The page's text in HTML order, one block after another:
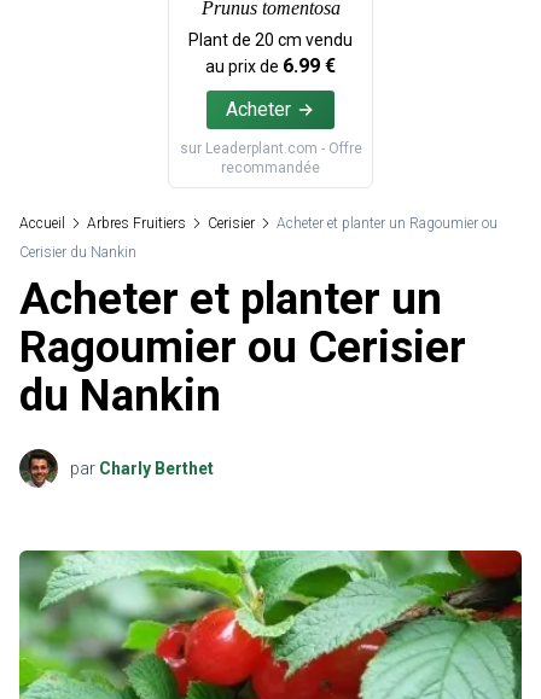
Prunus tomentosa
Plant de 20 cm vendu
au prix de 6.99 €
Acheter
sur Leaderplant.com - Offre
recommandée
Accueil Arbres Fruitiers Cerisier
Acheter et planter un Ragoumier ou
Cerisier du Nankin
Acheter et planter un
Ragoumier ou Cerisier
du Nankin
par Charly Berthet